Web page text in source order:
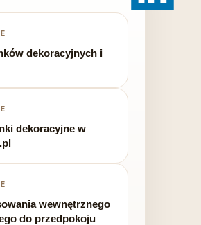
dekoracyjnych i
dekoracyjne w
wewnętrznego
do przedpokoju